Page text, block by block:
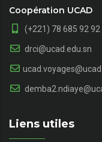
Coopération UCAD
(+221) 78 685 92 92
drci@ucad.edu.sn
Liens utiles